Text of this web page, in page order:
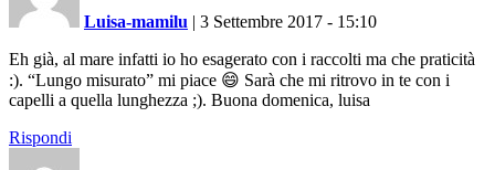
Luisa-mamilu | 3 Settembre 2017 - 15:10
Eh già, al mare infatti io ho esagerato con i raccolti ma che praticità
:). “Lungo misurato” mi piace 😄 Sarà che mi ritrovo in te con i
capelli a quella lunghezza ;). Buona domenica, luisa
Rispondi